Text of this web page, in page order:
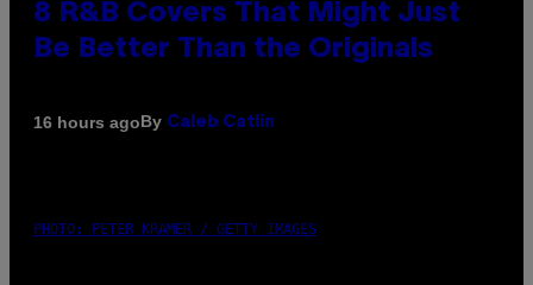
8 R&B Covers That Might Just
Be Better Than the Originals
16 hours agoBy Caleb Catlin
PHOTO: PETER KRAMER / GETTY IMAGES